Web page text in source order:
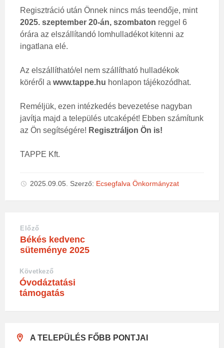
Regisztráció után Önnek nincs más teendője, mint
2025. szeptember 20-án, szombaton reggel 6
órára az elszállítandó lomhulladékot kitenni az
ingatlana elé.
Az elszállítható/el nem szállítható hulladékok
köréről a www.tappe.hu honlapon tájékozódhat.
Reméljük, ezen intézkedés bevezetése nagyban
javítja majd a település utcaképét! Ebben számítunk
az Ön segítségére! Regisztráljon Ön is!
TAPPE Kft.
2025.09.05. Szerző: Ecsegfalva Önkormányzat
Előző
Békés kedvenc
süteménye 2025
Következő
Óvodáztatási
támogatás
A TELEPÜLÉS FŐBB PONTJAI